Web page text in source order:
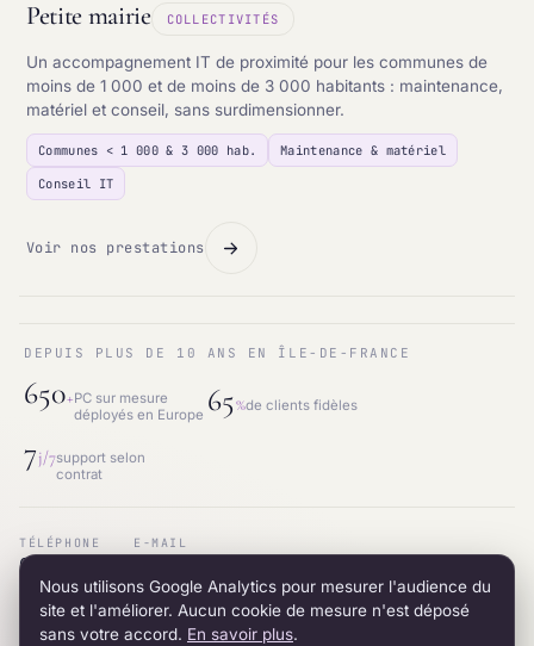
Petite mairie COLLECTIVITÉS
Un accompagnement IT de proximité pour les communes de
moins de 1 000 et de moins de 3 000 habitants : maintenance,
matériel et conseil, sans surdimensionner.
Communes < 1 000 & 3 000 hab.
Maintenance & matériel
Conseil IT
Voir nos prestations
DEPUIS PLUS DE 10 ANS EN ÎLE-DE-FRANCE
650+PC sur mesure
déployés en Europe 65%de clients fidèles
7j/7support selon
contrat
TÉLÉPHONE
01.87.53.66.31
E-MAIL
ADRESSE
12 avenue du 8 mai 1945 · 95200 Sarcelles
RÉSEAU
LinkedIn
Nous utilisons Google Analytics pour mesurer l'audience du
site et l'améliorer. Aucun cookie de mesure n'est déposé
sans votre accord. En savoir plus.